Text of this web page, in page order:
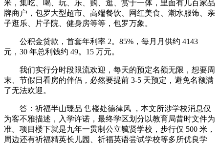
米，集吃、喝、玩、乐、购、逛、赏于一体，里面有几百家品
牌商户，包罗大型超市、高端餐饮、网红美食、潮水服饰、亲
子逛乐、片子院、健身房等等，包罗万象。
公积金贷款，首套年利率 2。85%，每月月供约 4143
元，30 年总利钱约 49。15 万元。
我们实行分时段限流欢迎，每天的预定名额无限，想要周
末、节假日看房的伴侣，必然要提前 3-5 天预定，避免名额满
了无法欢迎。
答：祈福半山臻品 售楼处德律风 ，本文所涉学校消息仅
为客不雅描述，入学许诺，最终学区划分以教育局昔时文件为
准。项目楼下就是九年一贯制公立毓贤学校，步行仅 500 米，
周边还有祈福精英长儿园、祈福英语尝试学校等多所优良学